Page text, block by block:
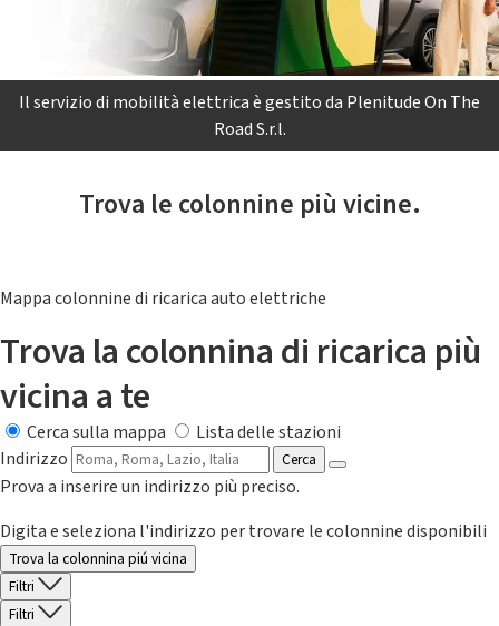
Il servizio di mobilità elettrica è gestito da Plenitude On The
Road S.r.l.
Trova le colonnine più vicine.
Mappa colonnine di ricarica auto elettriche
Trova la colonnina di ricarica più
vicina a te
Cerca sulla mappa
Lista delle stazioni
Indirizzo
Cerca
Prova a inserire un indirizzo più preciso.
Digita e seleziona l'indirizzo per trovare le colonnine disponibili
Trova la colonnina piú vicina
Filtri
Filtri